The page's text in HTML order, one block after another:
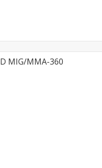
MIG/MMA-360